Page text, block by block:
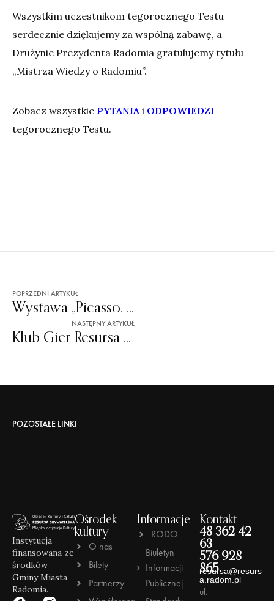
Wszystkim uczestnikom tegorocznego Testu
serdecznie dziękujemy za wspólną zabawę, a
Drużynie Prezydenta Radomia gratulujemy tytułu
„Mistrza Wiedzy o Radomiu”.
Zobacz wszystkie PYTANIA i ODPOWIEDZI
tegorocznego Testu.
POPRZEDNI ARTYKUŁ
Wystawa „Picasso. Twórca i inspirator” – legendarny artysta po raz pierwszy w Radomiu
NASTĘPNY ARTYKUŁ
Klub Gier Resursa Planszówkowa
POZOSTAŁE LINKI
Instytucja
finansowana ze
środków
Gminy Miasta
Radomia.
Ośrodek
kultury
O nas
Bilety
Partnerzy
Informacje
RODO
Biuletyn
Informacji
Publicznej
Kontakt
48 362 42
63
576 928
865
resursa@resurs
a.radom.pl
ul.